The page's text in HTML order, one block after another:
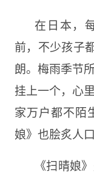
在日本，
前，不少孩子
朗。梅雨季节
挂上一个，心
家万户都不陌
娘》也脍炙人口
《扫晴娘